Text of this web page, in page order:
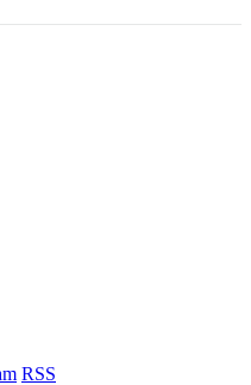
RSS